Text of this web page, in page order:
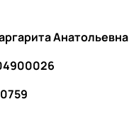
Анатольевна